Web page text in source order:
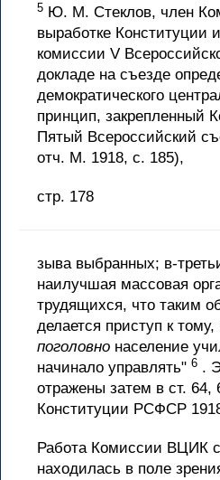
5 Ю. М. Стеклов, член
выработке Конституции
комиссии V
докладе на съезде
демократического
принцип, закрепленный
Пятый Всероссийский
отч. М. 1918, с. 185),
стр. 178
зыва выбранных; в-
наилучшая массовая
трудящихся, что таким
делается приступ к
поголовно население
начинало управлять" 6 .
отражены затем в ст. 64,
Конституции РСФСР
Работа Комиссии ВЦИК
находилась в поле